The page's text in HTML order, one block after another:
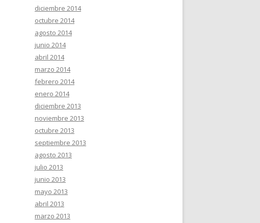
diciembre 2014
octubre 2014
agosto 2014
junio 2014
abril 2014
marzo 2014
febrero 2014
enero 2014
diciembre 2013
noviembre 2013
octubre 2013
septiembre 2013
agosto 2013
julio 2013
junio 2013
mayo 2013
abril 2013
marzo 2013